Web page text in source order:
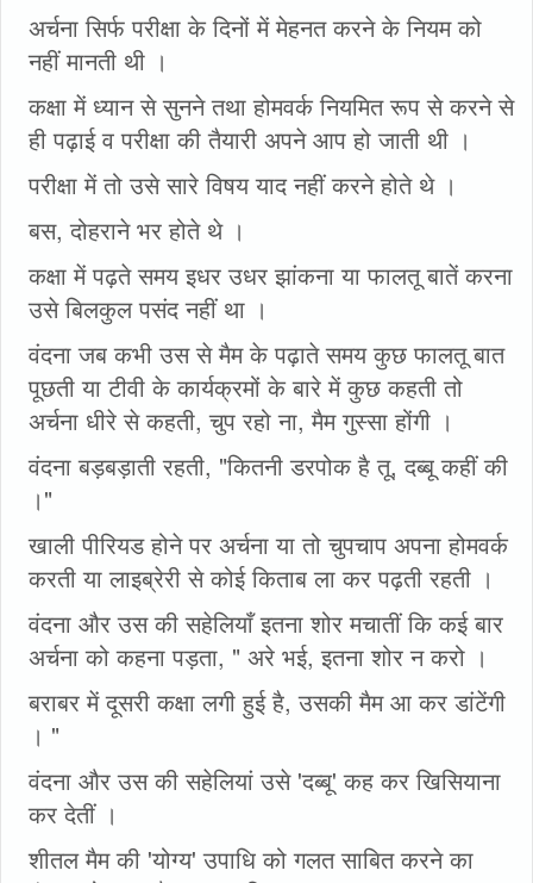
अर्चना सिर्फ परीक्षा के दिनों में मेहनत करने के नियम को
नहीं मानती थी ।
कक्षा में ध्यान से सुनने तथा होमवर्क नियमित रूप से करने से
ही पढ़ाई व परीक्षा की तैयारी अपने आप हो जाती थी ।
परीक्षा में तो उसे सारे विषय याद नहीं करने होते थे ।
बस, दोहराने भर होते थे ।
कक्षा में पढ़ते समय इधर उधर झांकना या फालतू बातें करना
उसे बिलकुल पसंद नहीं था ।
वंदना जब कभी उस से मैम के पढ़ाते समय कुछ फालतू बात
पूछती या टीवी के कार्यक्रमों के बारे में कुछ कहती तो
अर्चना धीरे से कहती, चुप रहो ना, मैम गुस्सा होंगी ।
वंदना बड़बड़ाती रहती, "कितनी डरपोक है तू, दब्बू कहीं की
।"
खाली पीरियड होने पर अर्चना या तो चुपचाप अपना होमवर्क
करती या लाइब्रेरी से कोई किताब ला कर पढ़ती रहती ।
वंदना और उस की सहेलियाँ इतना शोर मचातीं कि कई बार
अर्चना को कहना पड़ता, " अरे भई, इतना शोर न करो ।
बराबर में दूसरी कक्षा लगी हुई है, उसकी मैम आ कर डांटेंगी
। "
वंदना और उस की सहेलियां उसे 'दब्बू' कह कर खिसियाना
कर देतीं ।
शीतल मैम की 'योग्य' उपाधि को गलत साबित करने का